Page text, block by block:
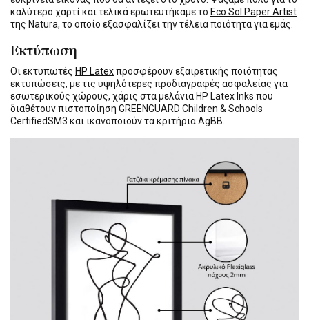
καλύτερο χαρτί και τελικά ερωτευτήκαμε το Eco Sol Paper Artist
της Natura, το οποίο εξασφαλίζει την τέλεια ποιότητα για εμάς.
Εκτύπωση
Οι εκτυπωτές HP Latexπροσφέρουν εξαιρετικής ποιότητας
εκτυπώσεις, με τις υψηλότερες προδιαγραφές ασφαλείας για
εσωτερικούς χώρους, χάρις στα μελάνια HP Latex Inks που
διαθέτουν πιστοποίηση GREENGUARD Children & Schools
CertifiedSM3 και ικανοποιούν τα κριτήρια AgBB.